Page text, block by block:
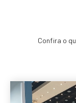
Confira o